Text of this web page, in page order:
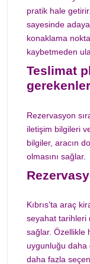
pratik hale
sayesinde
konaklama
kaybetmeden
Teslimat
gerekenler
Rezervasyon
iletişim bilgileri
bilgiler, aracın
olmasını sağlar.
Kıbrıs’ta araç
seyahat tarihleri
sağlar. Özellikle
uygunluğu daha
daha fazla